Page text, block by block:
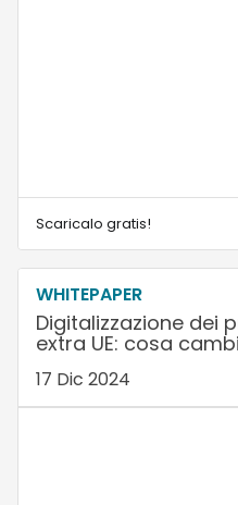
Scaricalo gratis!
WHITEPAPER
Digitalizzazione dei
extra UE: cosa
17 Dic 2024